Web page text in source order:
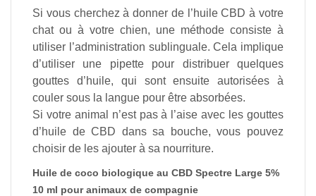
Si vous cherchez à donner de l’huile CBD à votre
chat ou à votre chien, une méthode consiste à
utiliser l’administration sublinguale. Cela implique
d’utiliser une pipette pour distribuer quelques
gouttes d’huile, qui sont ensuite autorisées à
couler sous la langue pour être absorbées.
Si votre animal n’est pas à l’aise avec les gouttes
d’huile de CBD dans sa bouche, vous pouvez
choisir de les ajouter à sa nourriture.
Huile de coco biologique au CBD Spectre Large 5%
10 ml pour animaux de compagnie